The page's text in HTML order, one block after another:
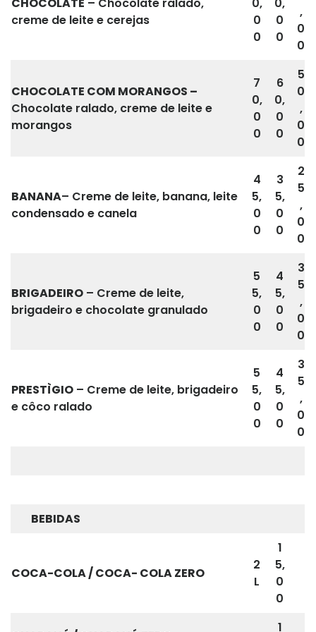
creme de leite e cerejas
0
0
0
0
,
0
0
CHOCOLATE COM MORANGOS –
Chocolate ralado, creme de leite e
morangos
7
0,
0
0
6
0,
0
0
5
0
,
0
0
BANANA– Creme de leite, banana, leite
condensado e canela
4
5,
0
0
3
5,
0
0
2
5
,
0
0
BRIGADEIRO – Creme de leite,
brigadeiro e chocolate granulado
5
5,
0
0
4
5,
0
0
3
5
,
0
0
PRESTÌGIO – Creme de leite, brigadeiro
e côco ralado
5
5,
0
0
4
5,
0
0
3
5
,
0
0
BEBIDAS
COCA-COLA / COCA- COLA ZERO
2
L
1
5,
0
0
1